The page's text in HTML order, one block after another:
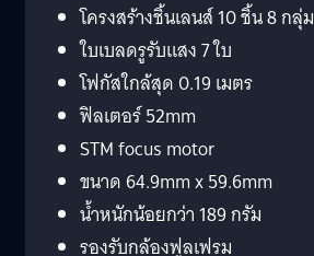
โครงสร้างชิ้นเลนส์ 10 ชิ้น 8 กลุ่ม
ใบเบลดรูรับแสง 7 ใบ
โฟกัสใกล้สุด 0.19 เมตร
ฟิลเตอร์ 52mm
STM focus motor
ขนาด 64.9mm x 59.6mm
น้ำหนักน้อยกว่า 189 กรัม
รองรับกล้องฟูลเฟรม